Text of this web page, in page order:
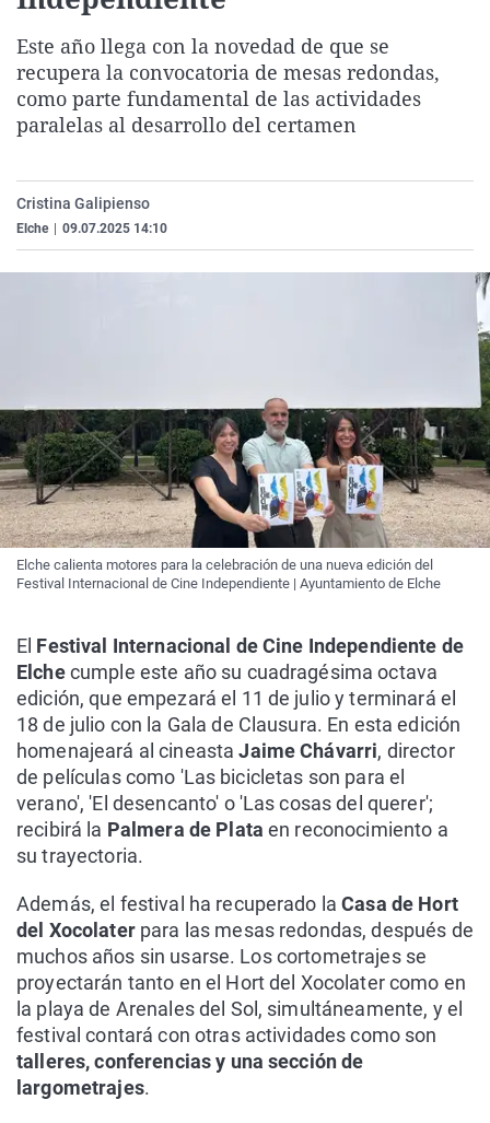
Gente viajera
Como el perro y el
Retornados
Equipo de
Operación Viuda
Galicia
La Rioja
Navarra
Televisión
Elecciones
Este año llega con la novedad de que se
recupera la convocatoria de mesas redondas,
como parte fundamental de las actividades
paralelas al desarrollo del certamen
Cristina Galipienso
Elche 09.07.2025 14:10
Elche calienta motores para la celebración de una nueva edición del
Festival Internacional de Cine Independiente | Ayuntamiento de Elche
El Festival Internacional de Cine Independiente de
Elchecumple este año su cuadragésima octava
edición, que empezará el 11 de julio y terminará el
18 de julio con la Gala de Clausura. En esta edición
homenajeará al cineastaJaime Chávarri, director
de películas como 'Las bicicletas son para el
verano', 'El desencanto' o 'Las cosas del querer';
recibirá la Palmera de Plata en reconocimiento a
su trayectoria.
Además, el festival ha recuperado laCasa de Hort
del Xocolaterpara las mesas redondas, después de
muchos años sin usarse. Los cortometrajes se
proyectarán tanto en el Hort del Xocolater como en
la playa de Arenales del Sol, simultáneamente, y el
festival contará con otras actividades como son
talleres, conferencias y una sección de
largometrajes.